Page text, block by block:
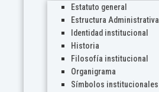
Estatuto general
Estructura Administrativa
Identidad institucional
Historia
Filosofía institucional
Organigrama
Símbolos institucionales